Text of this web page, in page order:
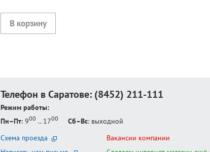
Телефон в Саратове: (8452) 211-111
Режим работы:
Пн–Пт: 900 .. 1700 Сб–Вс: выходной
Схема проезда
Вакансии компании